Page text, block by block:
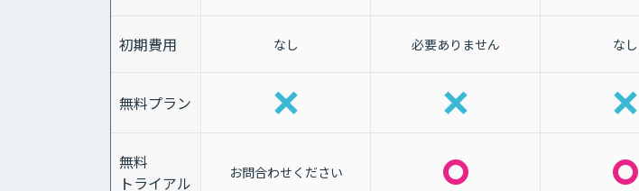
初期費用 なし 必要ありません なし
無料プラン
無料
トライアル
お問合わせください